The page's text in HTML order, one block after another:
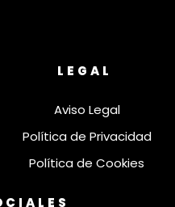
LEGAL
Aviso Legal
Política de Privacidad
Política de Cookies